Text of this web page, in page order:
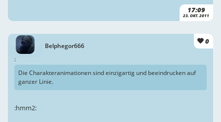
17:09
23. OKT. 2011
Belphegor666
0
:
Die Charakteranimationen sind einzigartig und beeindrucken auf
ganzer Linie.
:hmm2: